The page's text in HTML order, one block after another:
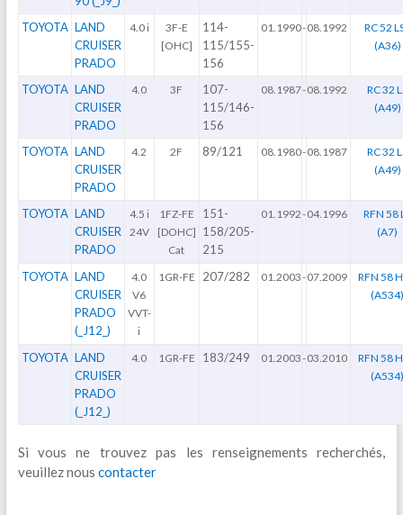
TOYOTA LAND
CRUISER
PRADO
4.0 i
3F-E
[OHC]
114-
115/155-
156
01.1990-08.1992
RC 52
(A36)
TOYOTA LAND
CRUISER
PRADO
4.0 3F
107-
115/146-
156
08.1987-08.1992
RC 32
(A49)
TOYOTA LAND
CRUISER
PRADO
4.2 2F 89/121 08.1980-08.1987
RC 32
(A49)
TOYOTA LAND
CRUISER
PRADO
4.5 i
24V
1FZ-FE
[DOHC]
Cat
151-
158/205-
215
01.1992-04.1996
RFN 58
(A7)
TOYOTA LAND
CRUISER
PRADO
(_J12_)
4.0
V6
VVT-
i
1GR-FE 207/282 01.2003-07.2009
RFN 58
TOYOTA LAND
CRUISER
PRADO
(_J12_)
4.0 1GR-FE 183/249 01.2003-03.2010
RFN 58
Si vous ne trouvez pas les renseignements recherchés,
veuillez nous contacter